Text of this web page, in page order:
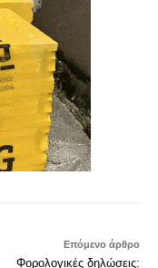
Επόμενο άρθρο
Φορολογικές δηλώσεις: